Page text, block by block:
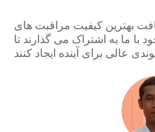
بهترین کیفیت مراقبت های
ما به اشتراک می گذارند تا